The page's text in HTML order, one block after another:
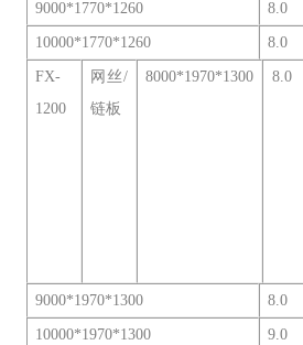
9000*1770*1260 8.0
10000*1770*1260 8.0
FX-
1200
网丝/
链板
8000*1970*1300 8.0
9000*1970*1300 8.0
10000*1970*1300 9.0